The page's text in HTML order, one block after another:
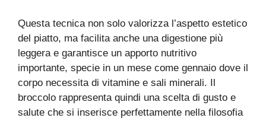
Questa tecnica non solo valorizza l’aspetto estetico
del piatto, ma facilita anche una digestione più
leggera e garantisce un apporto nutritivo
importante, specie in un mese come gennaio dove il
corpo necessita di vitamine e sali minerali. Il
broccolo rappresenta quindi una scelta di gusto e
salute che si inserisce perfettamente nella filosofia